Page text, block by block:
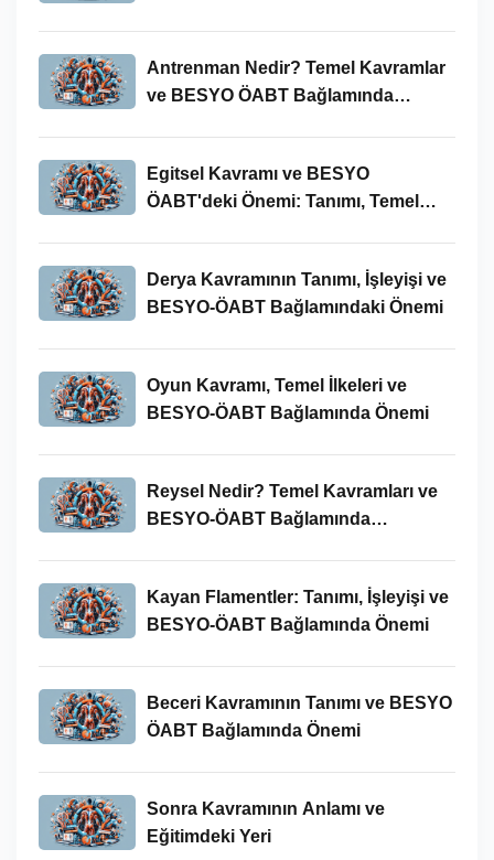
Antrenman Nedir? Temel Kavramlar
ve BESYO ÖABT Bağlamında
Egitsel Kavramı ve BESYO
ÖABT'deki Önemi: Tanımı, Temel
Derya Kavramının Tanımı, İşleyişi ve
BESYO-ÖABT Bağlamındaki Önemi
Oyun Kavramı, Temel İlkeleri ve
BESYO-ÖABT Bağlamında Önemi
Reysel Nedir? Temel Kavramları ve
BESYO-ÖABT Bağlamında
Kayan Flamentler: Tanımı, İşleyişi ve
BESYO-ÖABT Bağlamında Önemi
Beceri Kavramının Tanımı ve BESYO
ÖABT Bağlamında Önemi
Sonra Kavramının Anlamı ve
Eğitimdeki Yeri